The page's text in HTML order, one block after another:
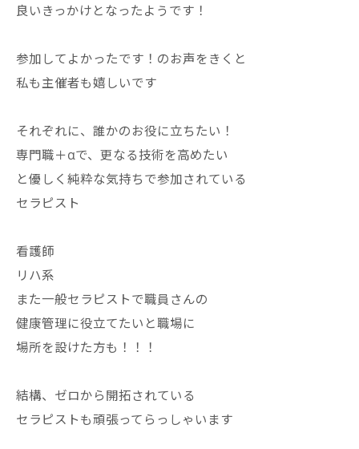
良いきっかけとなったようです！
参加してよかったです！のお声をきくと
私も主催者も嬉しいです
それぞれに、誰かのお役に立ちたい！
専門職＋αで、更なる技術を高めたい
と優しく純粋な気持ちで参加されている
セラピスト
看護師
リハ系
また一般セラピストで職員さんの
健康管理に役立てたいと職場に
場所を設けた方も！！！
結構、ゼロから開拓されている
セラピストも頑張ってらっしゃいます